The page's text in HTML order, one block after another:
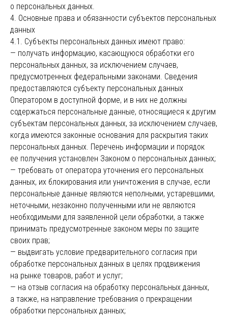
о персональных данных.
4. Основные права и обязанности субъектов персональных
данных
4.1. Субъекты персональных данных имеют право:
— получать информацию, касающуюся обработки его
персональных данных, за исключением случаев,
предусмотренных федеральными законами. Сведения
предоставляются субъекту персональных данных
Оператором в доступной форме, и в них не должны
содержаться персональные данные, относящиеся к другим
субъектам персональных данных, за исключением случаев,
когда имеются законные основания для раскрытия таких
персональных данных. Перечень информации и порядок
ее получения установлен Законом о персональных данных;
— требовать от оператора уточнения его персональных
данных, их блокирования или уничтожения в случае, если
персональные данные являются неполными, устаревшими,
неточными, незаконно полученными или не являются
необходимыми для заявленной цели обработки, а также
принимать предусмотренные законом меры по защите
своих прав;
— выдвигать условие предварительного согласия при
обработке персональных данных в целях продвижения
на рынке товаров, работ и услуг;
— на отзыв согласия на обработку персональных данных,
а также, на направление требования о прекращении
обработки персональных данных;